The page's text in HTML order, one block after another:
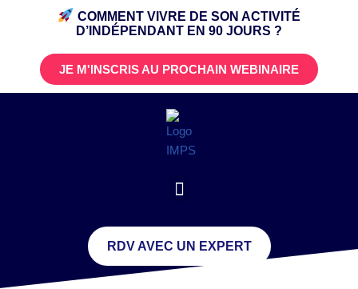
COMMENT VIVRE DE SON ACTIVITÉ
D’INDÉPENDANT EN 90 JOURS ?
JE M'INSCRIS AU PROCHAIN WEBINAIRE
RDV AVEC UN EXPERT